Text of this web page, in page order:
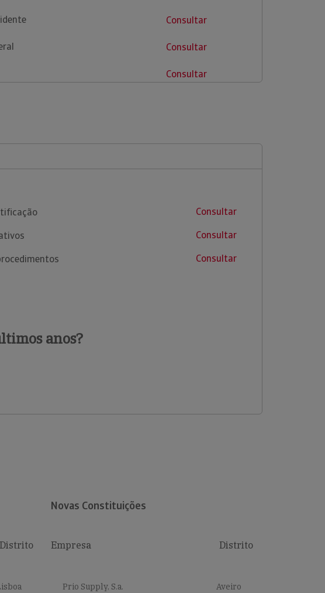
Consultar
Consultar
Consultar
Consultar
Consultar
Consultar
anos?
Distrito
Novas Constituições
Empresa Distrito
Prio Supply, S.a. Aveiro